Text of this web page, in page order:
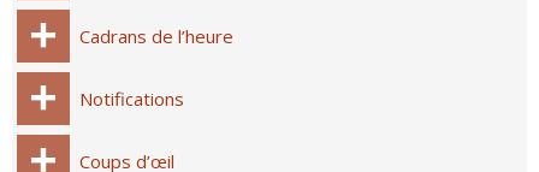
Cadrans de l’heure
Notifications
Coups d’œil